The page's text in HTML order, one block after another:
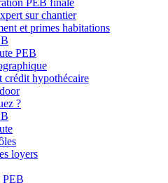
PEB finale
sur chantier
et primes habitations
PEB
crédit hypothécaire
?
loyers
PEB